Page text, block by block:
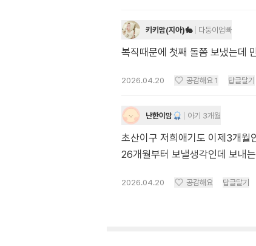
키키맘(지아)🐇 다둥이엄빠
복직때문에 첫째 돌쯤 보냈는데
2026.04.20 공감해요 1 답글달기
난한이맘 아기 3개월
초산이구 저희애기도 이제3개월
26개월부터 보낼생각인데 보내
2026.04.20 공감해요 답글달기